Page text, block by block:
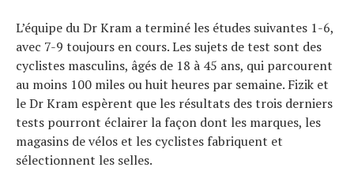
L’équipe du Dr Kram a terminé les études suivantes 1-6,
avec 7-9 toujours en cours. Les sujets de test sont des
cyclistes masculins, âgés de 18 à 45 ans, qui parcourent
au moins 100 miles ou huit heures par semaine. Fizik et
le Dr Kram espèrent que les résultats des trois derniers
tests pourront éclairer la façon dont les marques, les
magasins de vélos et les cyclistes fabriquent et
sélectionnent les selles.